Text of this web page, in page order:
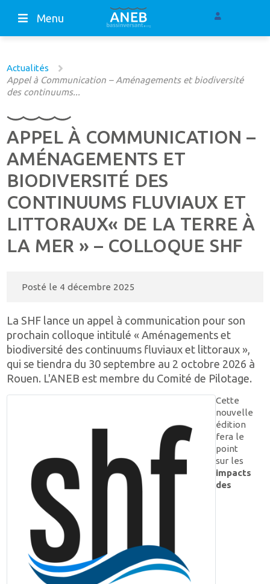
Menu
Actualités
Appel à Communication – Aménagements et biodiversité
des continuums...
APPEL À COMMUNICATION –
AMÉNAGEMENTS ET
BIODIVERSITÉ DES
CONTINUUMS FLUVIAUX ET
LITTORAUX« DE LA TERRE À
LA MER » – COLLOQUE SHF
Posté le 4 décembre 2025
La SHF lance un appel à communication pour son
prochain colloque intitulé « Aménagements et
biodiversité des continuums fluviaux et littoraux »,
qui se tiendra du 30 septembre au 2 octobre 2026 à
Rouen. L'ANEB est membre du Comité de Pilotage.
Cette
nouvelle
édition
fera le
point
sur les
impacts
des